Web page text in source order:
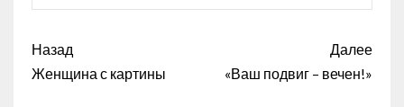
Назад
Женщина с картины
Далее
«Ваш подвиг – вечен!»